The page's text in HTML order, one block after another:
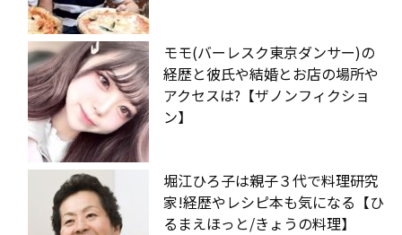
モモ(バーレスク東京ダンサー)の
経歴と彼氏や結婚とお店の場所や
アクセスは?【ザノンフィクショ
ン】
堀江ひろ子は親子３代で料理研究
家!経歴やレシピ本も気になる【ひ
るまえほっと/きょうの料理】